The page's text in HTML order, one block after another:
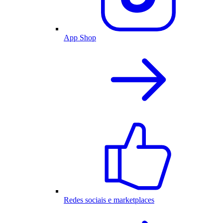
App Shop
Redes sociais e marketplaces